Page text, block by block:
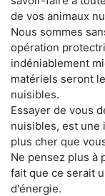
de vos animaux
Nous sommes
opération
indéniablement
matériels seront
nuisibles.
Essayer de vous
nuisibles, est une
plus cher que
Ne pensez plus à
fait que ce serait
d'énergie.